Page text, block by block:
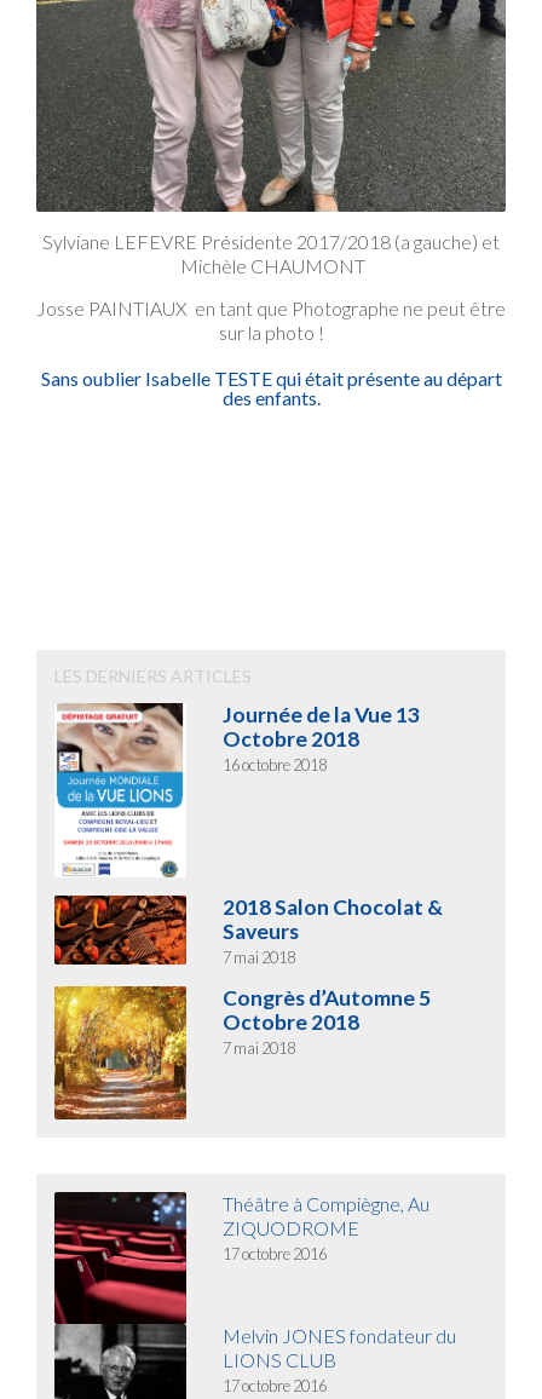
Sylviane LEFEVRE Présidente 2017/2018 (a gauche) et
Michèle CHAUMONT
Josse PAINTIAUX en tant que Photographe ne peut être
sur la photo !
Sans oublier Isabelle TESTE qui était présente au départ
des enfants.
LES DERNIERS ARTICLES
Journée de la Vue 13
Octobre 2018
16 octobre 2018
2018 Salon Chocolat &
Saveurs
7 mai 2018
Congrès d’Automne 5
Octobre 2018
7 mai 2018
Théâtre à Compiègne, Au
ZIQUODROME
17 octobre 2016
Melvin JONES fondateur du
LIONS CLUB
17 octobre 2016